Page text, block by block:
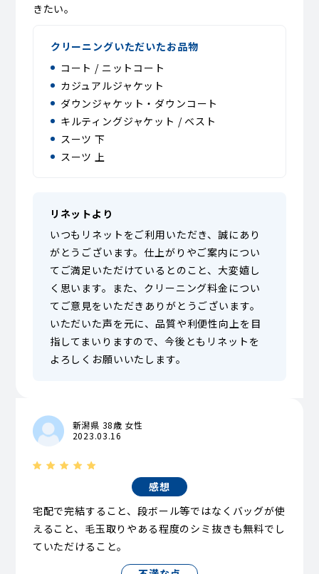
きたい。
クリーニングいただいたお品物
コート / ニットコート
カジュアルジャケット
ダウンジャケット・ダウンコート
キルティングジャケット / ベスト
スーツ 下
スーツ 上
リネットより
いつもリネットをご利用いただき、誠にあり
がとうございます。仕上がりやご案内につい
てご満足いただけているとのこと、大変嬉し
く思います。また、クリーニング料金につい
てご意見をいただきありがとうございます。
いただいた声を元に、品質や利便性向上を目
指してまいりますので、今後ともリネットを
よろしくお願いいたします。
新潟県 38歳 女性
2023.03.16
感想
宅配で完結すること、段ボール等ではなくバッグが使
えること、毛玉取りやある程度のシミ抜きも無料でし
ていただけること。